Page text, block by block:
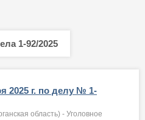
1-92/2025
2025 г. по делу № 1-
область) - Уголовное